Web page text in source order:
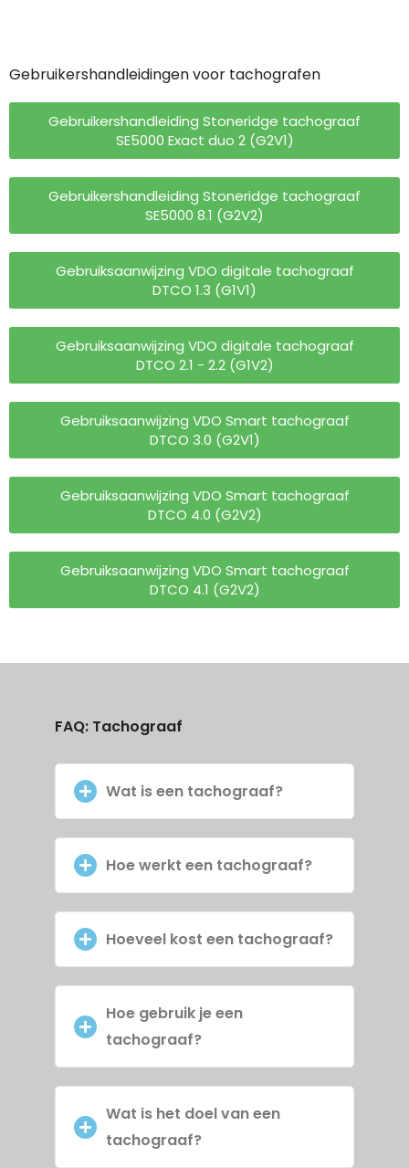
Gebruikershandleidingen voor tachografen
Gebruikershandleiding Stoneridge tachograaf
SE5000 Exact duo 2 (G2V1)
Gebruikershandleiding Stoneridge tachograaf
SE5000 8.1 (G2V2)
Gebruiksaanwijzing VDO digitale tachograaf
DTCO 1.3 (G1V1)
Gebruiksaanwijzing VDO digitale tachograaf
DTCO 2.1 - 2.2 (G1V2)
Gebruiksaanwijzing VDO Smart tachograaf
DTCO 3.0 (G2V1)
Gebruiksaanwijzing VDO Smart tachograaf
DTCO 4.0 (G2V2)
Gebruiksaanwijzing VDO Smart tachograaf
DTCO 4.1 (G2V2)
FAQ: Tachograaf
Wat is een tachograaf?
Hoe werkt een tachograaf?
Hoeveel kost een tachograaf?
Hoe gebruik je een
tachograaf?
Wat is het doel van een
tachograaf?